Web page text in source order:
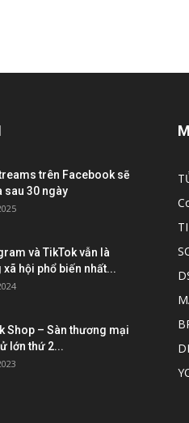
trên Facebook sẽ
sau 30 ngày
và TikTok vẫn là
xã hội phổ biến nhất...
Shop – Sàn thương mại
lớn thứ 2...